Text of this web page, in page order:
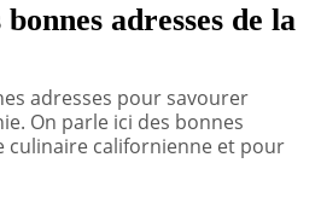
adresses de la
adresses pour savourer
On parle ici des bonnes
culinaire californienne et pour